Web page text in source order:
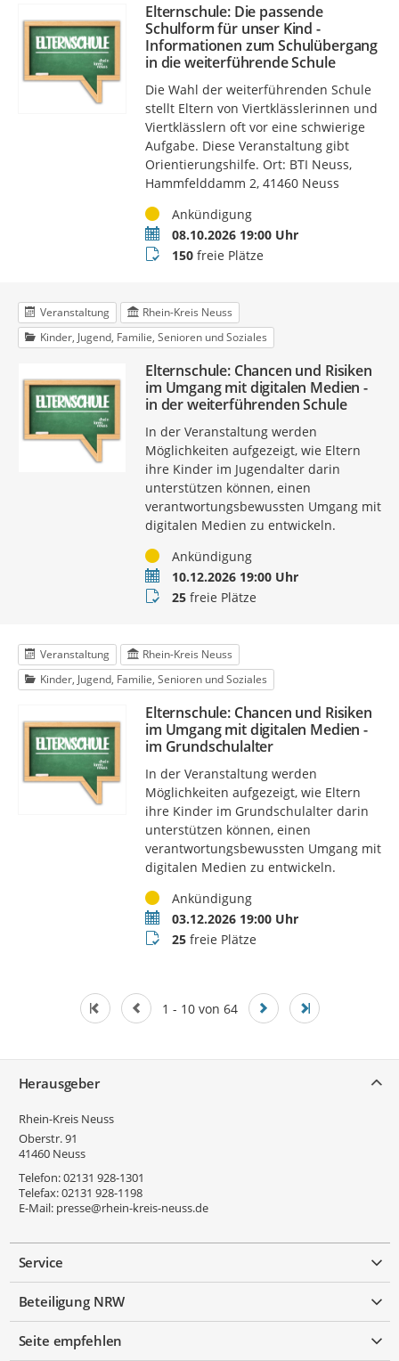
Elternschule: Die passende
Schulform für unser Kind -
Informationen zum Schulübergang
in die weiterführende Schule
Die Wahl der weiterführenden Schule
stellt Eltern von Viertklässlerinnen und
Viertklässlern oft vor eine schwierige
Aufgabe. Diese Veranstaltung gibt
Orientierungshilfe. Ort: BTI Neuss,
Hammfelddamm 2, 41460 Neuss
StatusAnkündigung
Termin08.10.2026 19:00 Uhr
Buchungsstatus
150freie Plätze
Veranstaltung
Rhein-Kreis Neuss
Kinder, Jugend, Familie, Senioren und Soziales
Elternschule: Chancen und Risiken
im Umgang mit digitalen Medien -
in der weiterführenden Schule
In der Veranstaltung werden
Möglichkeiten aufgezeigt, wie Eltern
ihre Kinder im Jugendalter darin
unterstützen können, einen
verantwortungsbewussten Umgang mit
digitalen Medien zu entwickeln.
StatusAnkündigung
Termin10.12.2026 19:00 Uhr
Buchungsstatus
25freie Plätze
Veranstaltung
Rhein-Kreis Neuss
Kinder, Jugend, Familie, Senioren und Soziales
Elternschule: Chancen und Risiken
im Umgang mit digitalen Medien -
im Grundschulalter
In der Veranstaltung werden
Möglichkeiten aufgezeigt, wie Eltern
ihre Kinder im Grundschulalter darin
unterstützen können, einen
verantwortungsbewussten Umgang mit
digitalen Medien zu entwickeln.
StatusAnkündigung
Termin03.12.2026 19:00 Uhr
Buchungsstatus
25freie Plätze
1 - 10 von 64
Herausgeber
Rhein-Kreis Neuss
Oberstr. 91
41460 Neuss
Telefon:02131 928-1301
Telefax:02131 928-1198
E-Mail: presse@rhein-kreis-neuss.de
Service
Beteiligung NRW
Seite empfehlen